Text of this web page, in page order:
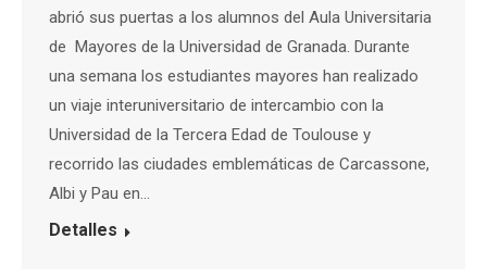
abrió sus puertas a los alumnos del Aula Universitaria
de Mayores de la Universidad de Granada. Durante
una semana los estudiantes mayores han realizado
un viaje interuniversitario de intercambio con la
Universidad de la Tercera Edad de Toulouse y
recorrido las ciudades emblemáticas de Carcassone,
Albi y Pau en…
Detalles